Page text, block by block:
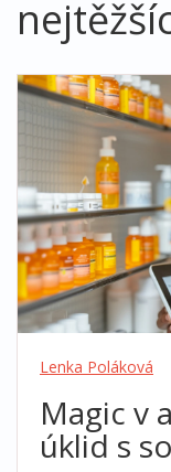
Lenka Poláková
Magic v
úklid s